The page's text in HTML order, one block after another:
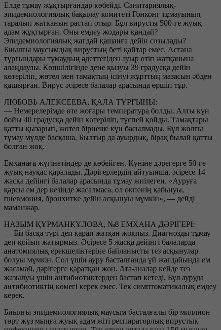
Елде тұмау жұқтырғандар көбейді. Санитариялық-
эпидемиологиялық бақылау комитеті Гонконг тұмауының
таралып жатқанын растап отыр. Бұл вирусты 500-ге жуық
адам жұқтырған. Оны емдеу жодары қандай?
Эпидемиологиялық жағдай қашанға дейін созылады?
Биылғы маусымдық вирустың беті қайтар емес. Астана
тұрғындары тұмаудың әдеттегіден ауыр өтіп жатқанына
алаңдаулы. Көпшілігінде дене қызуы 39 градусқа дейін
көтеріліп, жөтел мен тамақтың ісінуі жұрттың мазасын әбден
қашырған. Вирус әсіресе балалар арасында өршіп тұр.
ЛЮБОВЬ АЛЕКСЕЕВА, ҚАЛА ТҰРҒЫНЫ:
— Немерелерімде өте жоғары температура болды. Алты күн
бойы 40 градусқа дейін көтеріліп, түспей қойды. Тамақтары
қатты қызарып, жөтел бірнеше күн басылмады. Бұл жолғы
тұмау мүлде басқаша. Былтыр да ауырдық, бірақ былай қатты
болған жоқ.
Емханаға жүгінетіндер де көбейген. Күніне дәрегерге 50-ге
жуық науқас қаралады. Дәрігерлердің айтуынша, әсіресе 14
жасқа дейінгі балалар арасында тұмау жиілеген. «Ауруға
қарсы ем дер кезінде жасалмаса, ол өкпенің қабьнуы,
пневмония, бронхитке дейін асқынуы мүмкін», — дейді
маманжар.
НАЗЫМ ҚҰРМАНҚҰЛОВА, №8 ЕМХАНА ДӘРІГЕРІ:
— Біз басқа түрі деп қарап жатқан жоқпыз. Диагнозды тұмау
деп қойып жатырмыз. Әсіресе 5 жасқа дейінгі балаларда
анатомиялық ерекшеліктеріне байланысты тез асқынулар
болуы мүмкін. Сол үшін ауру басталғанда үй жағдайында ем
жасамай, дәрігерге қаратқан жөн. Ата-аналар кейде тез
жазылуы үшін антибиотиктерден бастап кетеді. Бұл ауруда
антибиотиктің көмегі керек емес. Тек симптоматикалық емдеу
керек.
Биылғы эпидемиологиялық маусым басталғалы бір миллион
төрт жүз мыңға жуық адам жіті респираторлық вирустық